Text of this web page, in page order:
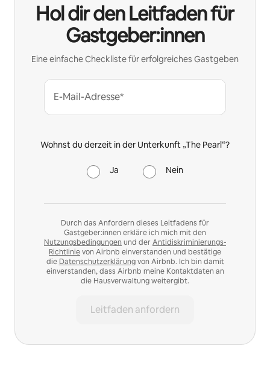
Hol dir den Leitfaden für
Gastgeber:innen
Eine einfache Checkliste für erfolgreiches Gastgeben
E-Mail-Adresse*
Wohnst du derzeit in der Unterkunft „The Pearl“?
Ja Nein
Durch das Anfordern dieses Leitfadens für
Gastgeber:innen erkläre ich mich mit den
Nutzungsbedingungen und der Antidiskriminierungs-
Richtlinievon Airbnb einverstanden und bestätige
die Datenschutzerklärungvon Airbnb. Ich bin damit
einverstanden, dass Airbnb meine Kontaktdaten an
die Hausverwaltung weitergibt.
Leitfaden anfordern